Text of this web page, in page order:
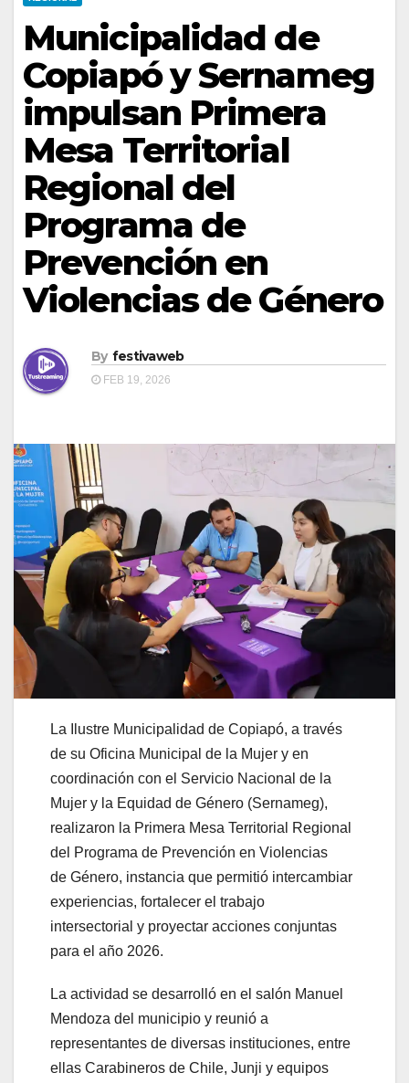
Municipalidad de
Copiapó y Sernameg
impulsan Primera
Mesa Territorial
Regional del
Programa de
Prevención en
Violencias de Género
By festivaweb
FEB 19, 2026
La Ilustre Municipalidad de Copiapó, a través
de su Oficina Municipal de la Mujer y en
coordinación con el Servicio Nacional de la
Mujer y la Equidad de Género (Sernameg),
realizaron la Primera Mesa Territorial Regional
del Programa de Prevención en Violencias
de Género, instancia que permitió intercambiar
experiencias, fortalecer el trabajo
intersectorial y proyectar acciones conjuntas
para el año 2026.
La actividad se desarrolló en el salón Manuel
Mendoza del municipio y reunió a
representantes de diversas instituciones, entre
ellas Carabineros de Chile, Junji y equipos